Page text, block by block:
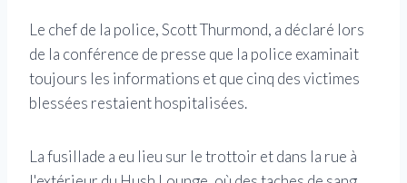
Le chef de la police, Scott Thurmond, a déclaré lors
de la conférence de presse que la police examinait
toujours les informations et que cinq des victimes
blessées restaient hospitalisées.
La fusillade a eu lieu sur le trottoir et dans la rue à